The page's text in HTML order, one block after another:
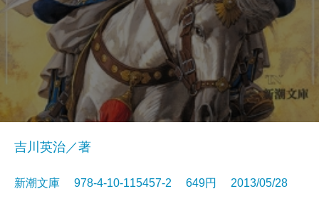
吉川英治／著
新潮文庫 978-4-10-115457-2 649円 2013/05/28